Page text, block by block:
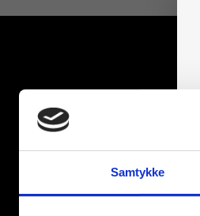
Samtykke